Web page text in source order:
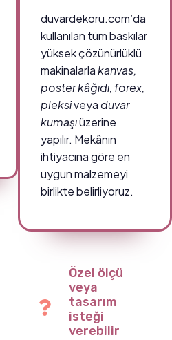
duvardekoru.com’da
kullanılan tüm baskılar
yüksek çözünürlüklü
makinalarlakanvas,
poster kâğıdı, forex,
pleksiveya duvar
kumaşıüzerine
yapılır. Mekânın
ihtiyacına göre en
uygun malzemeyi
birlikte belirliyoruz.
Özel ölçü
veya
tasarım
isteği
verebilir